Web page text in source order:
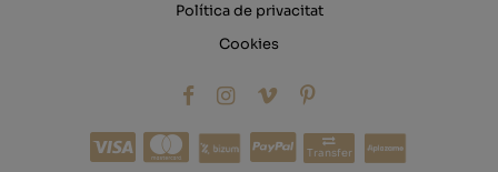
Política de privacitat
Cookies
Transfer